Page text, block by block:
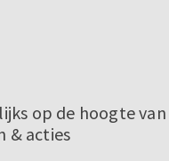
op de hoogte
& acties